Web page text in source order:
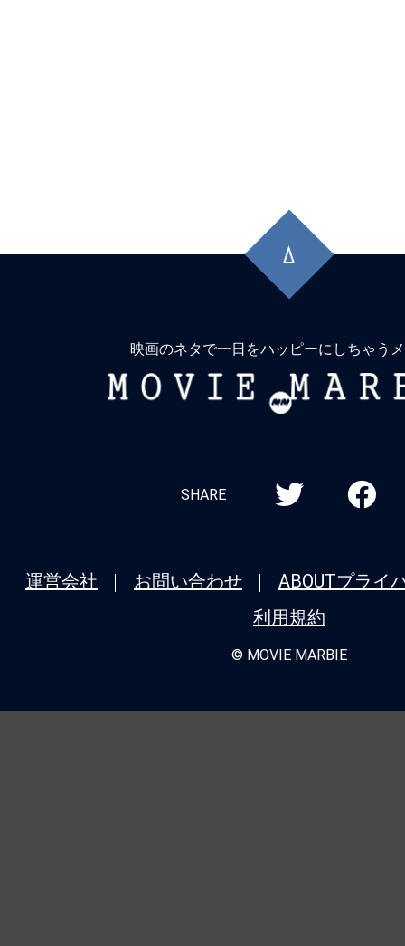
頭
に
映画のネタで一日をハッピーにしちゃう
MOVIE
SHARE
運営会社 お問い合わせ ABOUTプライ
利用規約
© MOVIE MARBIE